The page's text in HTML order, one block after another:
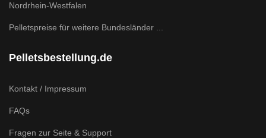
Nordrhein-Westfalen
Pelletspreise für weitere Bundesländer ...
Pelletsbestellung.de
Kontakt / Impressum
FAQs
Fragen zur Seite & Support